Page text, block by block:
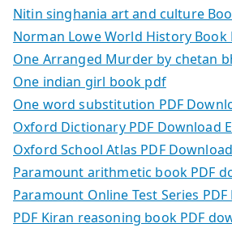
Nitin singhania art and culture
Norman Lowe World History Book
One Arranged Murder by chetan
One indian girl book pdf
One word substitution PDF
Oxford Dictionary PDF Download
Oxford School Atlas PDF Download
Paramount arithmetic book PDF
Paramount Online Test Series
PDF Kiran reasoning book PDF